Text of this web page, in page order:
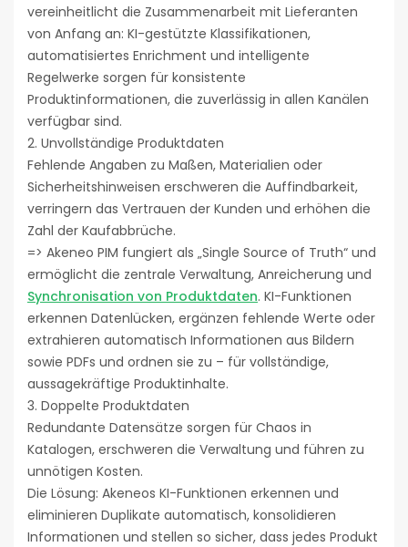
vereinheitlicht die Zusammenarbeit mit Lieferanten
von Anfang an: KI-gestützte Klassifikationen,
automatisiertes Enrichment und intelligente
Regelwerke sorgen für konsistente
Produktinformationen, die zuverlässig in allen Kanälen
verfügbar sind.
2. Unvollständige Produktdaten
Fehlende Angaben zu Maßen, Materialien oder
Sicherheitshinweisen erschweren die Auffindbarkeit,
verringern das Vertrauen der Kunden und erhöhen die
Zahl der Kaufabbrüche.
=> Akeneo PIM fungiert als „Single Source of Truth“ und
ermöglicht die zentrale Verwaltung, Anreicherung und
Synchronisation von Produktdaten. KI-Funktionen
erkennen Datenlücken, ergänzen fehlende Werte oder
extrahieren automatisch Informationen aus Bildern
sowie PDFs und ordnen sie zu – für vollständige,
aussagekräftige Produktinhalte.
3. Doppelte Produktdaten
Redundante Datensätze sorgen für Chaos in
Katalogen, erschweren die Verwaltung und führen zu
unnötigen Kosten.
Die Lösung: Akeneos KI-Funktionen erkennen und
eliminieren Duplikate automatisch, konsolidieren
Informationen und stellen so sicher, dass jedes Produkt